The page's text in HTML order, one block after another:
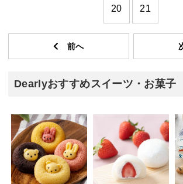
20 21
Dearlyおすすめスイーツ・お菓子